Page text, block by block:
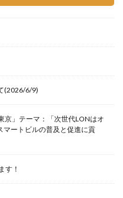
(2026/6/9)
京」テーマ：「次世代LONはオ
マートビルの普及と促進に貢
す！